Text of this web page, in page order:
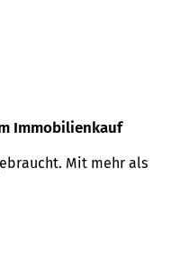
Immobilienkauf
Mit mehr als